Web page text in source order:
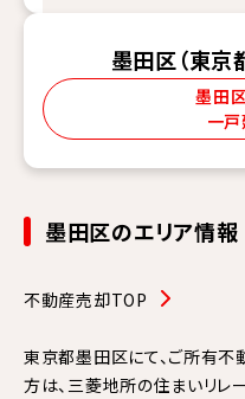
墨田区（東京
墨田
一
墨田区のエリア情報
不動産売却TOP
東京都墨田区にて、ご所有不
方は、三菱地所の住まいリレ